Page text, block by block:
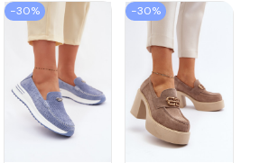
−30% −30%